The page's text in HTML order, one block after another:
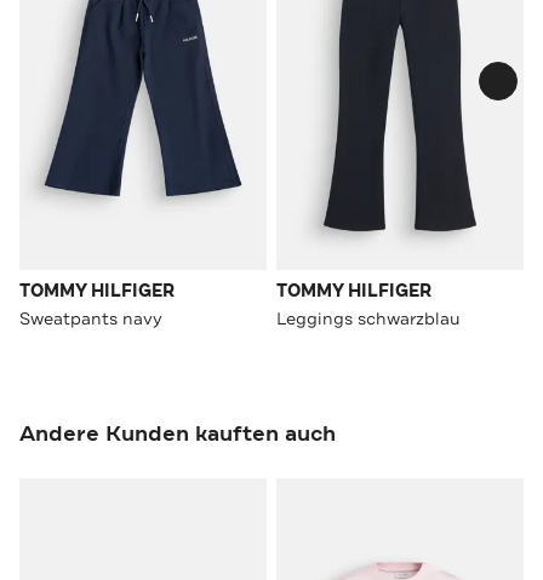
TOMMY HILFIGER
Sweatpants navy
TOMMY HILFIGER
Leggings schwarzblau
Andere Kunden kauften auch